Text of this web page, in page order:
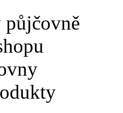
půjčovně